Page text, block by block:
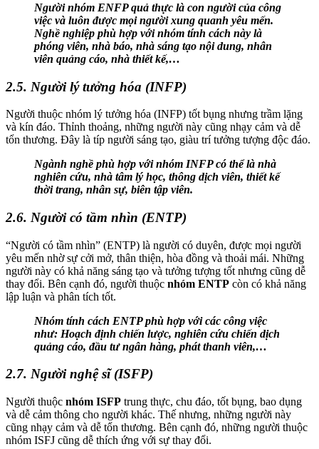
Người nhóm ENFP quả thực là con người của công
việc và luôn được mọi người xung quanh yêu mến.
Nghề nghiệp phù hợp với nhóm tính cách này là
phóng viên, nhà báo, nhà sáng tạo nội dung, nhân
viên quảng cáo, nhà thiết kế,…
2.5. Người lý tưởng hóa (INFP)
Người thuộc nhóm lý tưởng hóa (INFP) tốt bụng nhưng trầm lặng
và kín đáo. Thỉnh thoảng, những người này cũng nhạy cảm và dễ
tổn thương. Đây là típ người sáng tạo, giàu trí tưởng tượng độc đáo.
Ngành nghề phù hợp với nhóm INFP có thể là nhà
nghiên cứu, nhà tâm lý học, thông dịch viên, thiết kế
thời trang, nhân sự, biên tập viên.
2.6. Người có tầm nhìn (ENTP)
“Người có tầm nhìn” (ENTP) là người có duyên, được mọi người
yêu mến nhờ sự cởi mở, thân thiện, hòa đồng và thoải mái. Những
người này có khả năng sáng tạo và tưởng tượng tốt nhưng cũng dễ
thay đổi. Bên cạnh đó, người thuộc nhóm ENTP còn có khả năng
lập luận và phân tích tốt.
Nhóm tính cách ENTP phù hợp với các công việc
như: Hoạch định chiến lược, nghiên cứu chiến dịch
quảng cáo, đầu tư ngân hàng, phát thanh viên,…
2.7. Người nghệ sĩ (ISFP)
Người thuộc nhóm ISFP trung thực, chu đáo, tốt bụng, bao dụng
và dễ cảm thông cho người khác. Thế nhưng, những người này
cũng nhạy cảm và dễ tổn thương. Bên cạnh đó, những người thuộc
nhóm ISFJ cũng dễ thích ứng với sự thay đổi.